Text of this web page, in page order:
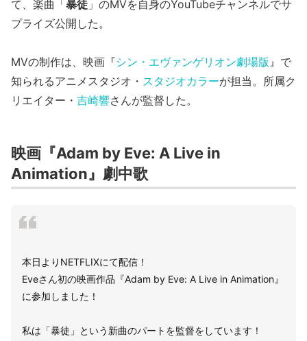
て、楽曲「暴徒 」のMVを自身のYouTubeチャンネルでサ
プライズ公開した。
MVの制作は、映画『シン・エヴァンゲリオン劇場版 』で
知られるアニメスタジオ・ スタジオカラーが担当。所属ク
リエイター・ 吉崎響さんが監督した。
映画『Adam by Eve: A Live in
Animation』劇中歌
本日よりNETFLIXにて配信！
Eveさん初の映画作品『Adam by Eve: A Live in Animation』
に参加しました！
私は「暴徒」という新曲のパートを監督をしています！